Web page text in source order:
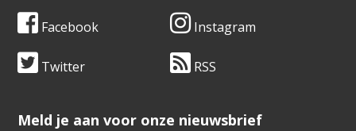
Facebook Instagram
Twitter RSS
​​​​​​​Meld je aan voor onze nieuwsbrief